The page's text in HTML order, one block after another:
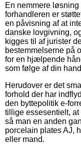
En nemmere
forhandleren er
en påvisning af at
danske lovgivning,
kigges til af jurister
bestemmelserne på
for en hjælpende
som følge af din
Herudover er det
forhold der har
den byttepolitik e-
tillige essesentielt,
så man en anden
porcelain plates AJ,
eller mand.